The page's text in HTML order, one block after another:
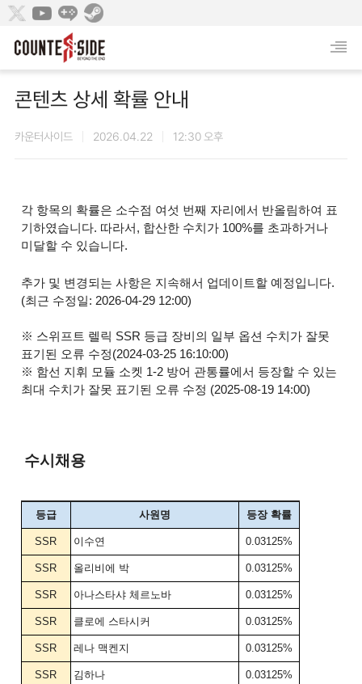
콘텐츠 상세 확률 안내
카운터사이드 2026.04.22 12:30 오후
각 항목의 확률은 소수점 여섯 번째 자리에서 반올림하여 표
기하였습니다. 따라서, 합산한 수치가 100%를 초과하거나
미달할 수 있습니다.
추가 및 변경되는 사항은 지속해서 업데이트할 예정입니다.
(최근 수정일: 2026-04-2912:00)
※ 스위프트 렐릭 SSR 등급 장비의 일부 옵션 수치가 잘못
표기된 오류 수정(2024-03-25 16:10:00)
※ 함선 지휘 모듈 소켓 1-2 방어 관통률에서 등장할 수 있는
최대 수치가 잘못 표기된 오류 수정 (2025-08-1914:00)
수시채용
등급 사원명 등장 확률
SSR 이수연 0.03125%
SSR 올리비에 박 0.03125%
SSR 아나스타샤 체르노바 0.03125%
SSR 클로에 스타시커 0.03125%
SSR 레나 맥켄지 0.03125%
SSR 김하나 0.03125%